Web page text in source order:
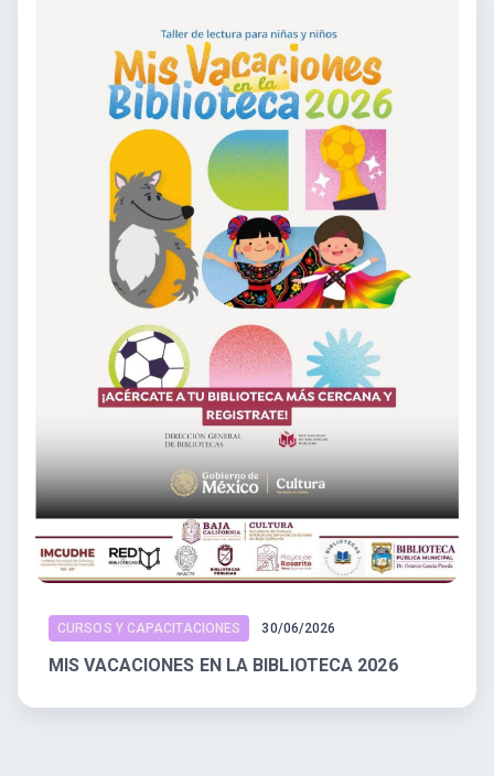
CURSOS Y CAPACITACIONES 30/06/2026
MIS VACACIONES EN LA BIBLIOTECA 2026